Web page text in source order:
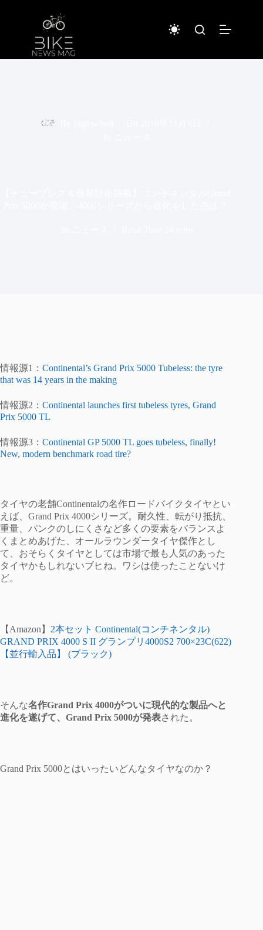
情報源1： Continental’s Grand Prix 5000 Tubeless: the tyre
that was 14 years in the making
情報源2： Continental launches first tubeless tyres, Grand
Prix 5000 TL
情報源3： Continental GP 5000 TL goes tubeless, finally!
New, modern benchmark road tire?
タイヤの老舗Continentalの名作ロードバイクタイヤとい
えば、Grand Prix 4000シリーズ。耐久性、転がり抵抗、
重量、パンクのしにくさなど多くの要素をバランスよ
くまとめあげた、オールラウンダータイヤ傑作とし
て、おそらくタイヤとしては市場で最も人気のあった
タイヤかもしれないブヒね。ワシは使ったことないけ
ど。
【Amazon】 2本セット Continental(コンチネンタル)
GRAND PRIX 4000 S II グランプリ4000S2 700×23C(622)
【並行輸入品】 (ブラック)
そんな名作Grand Prix 4000がついに現代的な製品へと
進化を遂げて、Grand Prix 5000が発表された。
Grand Prix 5000とはいったいどんなタイヤなのか？